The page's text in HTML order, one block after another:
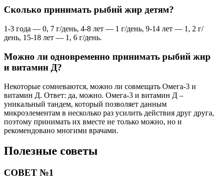
Сколько принимать рыбий жир детям?
1-3 года — 0, 7 г/день, 4-8 лет — 1 г/день, 9-14 лет — 1, 2 г/
день, 15-18 лет — 1, 6 г/день.
Можно ли одновременно принимать рыбий жир
и витамин Д?
Некоторые сомневаются, можно ли совмещать Омега-3 и
витамин Д. Ответ: да, можно. Омега-3 и витамин Д –
уникальный тандем, который позволяет данным
микроэлементам в несколько раз усилить действия друг друга,
поэтому принимать их вместе не только можно, но и
рекомендовано многими врачами.
Полезные советы
СОВЕТ №1